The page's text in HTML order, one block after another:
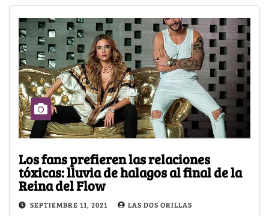
Los fans prefieren las relaciones
tóxicas: lluvia de halagos al final de la
Reina del Flow
SEPTIEMBRE 11, 2021 LAS DOS ORILLAS